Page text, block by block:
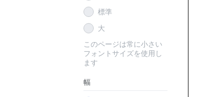
標準
大
このページは常に小さい
フォントサイズを使用し
ます
幅